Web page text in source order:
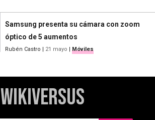
Samsung presenta su cámara con zoom
óptico de 5 aumentos
Rubén Castro | 21 mayo | Móviles
WikiVersus